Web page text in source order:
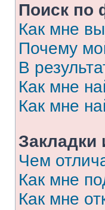
Поиск по
Как мне
Почему
В
Как мне
Как мне
Закладки
Чем
Как мне
Как мне